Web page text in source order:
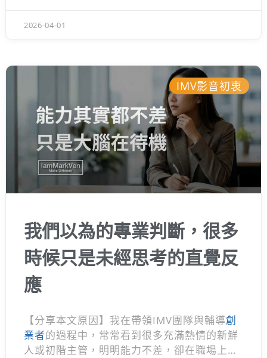
常動作，真正拿回你人生的主導權。
2026-04-01
IMV影音初衷
我們以為的專業判斷，很多
時候只是未經思考的直覺反
應
【分享本文原因】我在帶領IMV團隊與輔導創
業者的過程中，常常看到很多充滿熱情的新鮮
人或初階主管，明明能力不差，卻在職場上處